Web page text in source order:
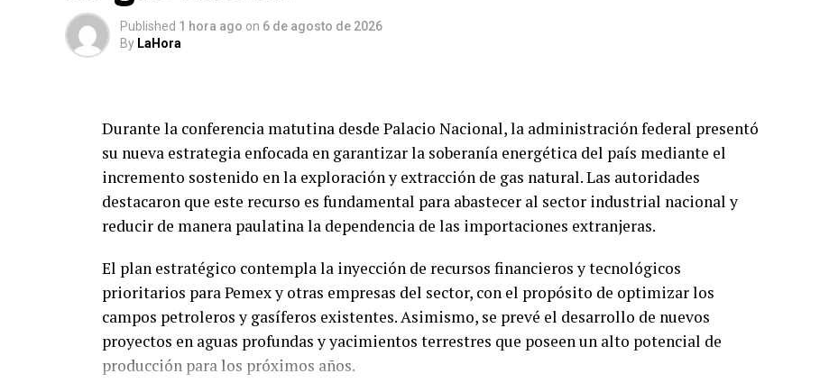
Published 1 hora ago on 6 de agosto de 2026
By LaHora
Durante la conferencia matutina desde Palacio Nacional, la administración federal presentó
su nueva estrategia enfocada en garantizar la soberanía energética del país mediante el
incremento sostenido en la exploración y extracción de gas natural. Las autoridades
destacaron que este recurso es fundamental para abastecer al sector industrial nacional y
reducir de manera paulatina la dependencia de las importaciones extranjeras.
El plan estratégico contempla la inyección de recursos financieros y tecnológicos
prioritarios para Pemex y otras empresas del sector, con el propósito de optimizar los
campos petroleros y gasíferos existentes. Asimismo, se prevé el desarrollo de nuevos
proyectos en aguas profundas y yacimientos terrestres que poseen un alto potencial de
producción para los próximos años.